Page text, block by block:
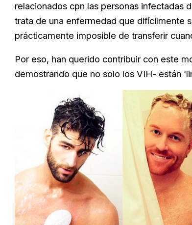
relacionados cpn las personas infectadas
trata de una enfermedad que difícilmente
prácticamente imposible de transferir
Por eso, han querido contribuir con este
demostrando que no solo los VIH- están